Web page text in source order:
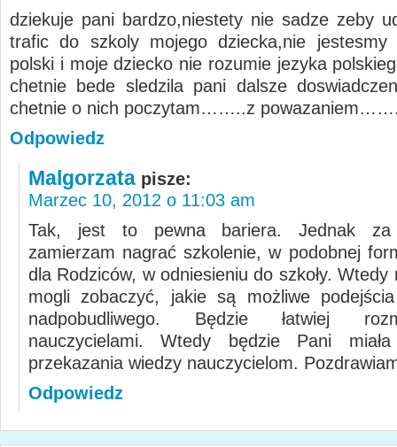
dziekuje pani bardzo,niestety nie sadze zeby
trafic do szkoly mojego dziecka,nie jestesmy
polski i moje dziecko nie rozumie jezyka
chetnie bede sledzila pani dalsze
chetnie o nich poczytam……..z
Odpowiedz
Malgorzata pisze:
Marzec 10, 2012 o 11:03 am
Tak, jest to pewna bariera. Jednak
zamierzam nagrać szkolenie, w podobnej
dla Rodziców, w odniesieniu do szkoły. Wtedy
mogli zobaczyć, jakie są możliwe
nadpobudliwego. Będzie łatwiej
nauczycielami. Wtedy będzie Pani
przekazania wiedzy nauczycielom.
Odpowiedz